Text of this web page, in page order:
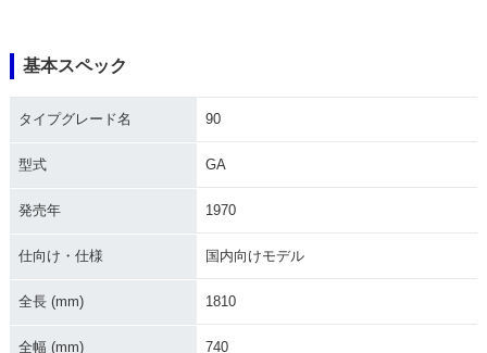
基本スペック
タイプグレード名 90
型式 GA
発売年 1970
仕向け・仕様 国内向けモデル
全長 (mm) 1810
全幅 (mm) 740